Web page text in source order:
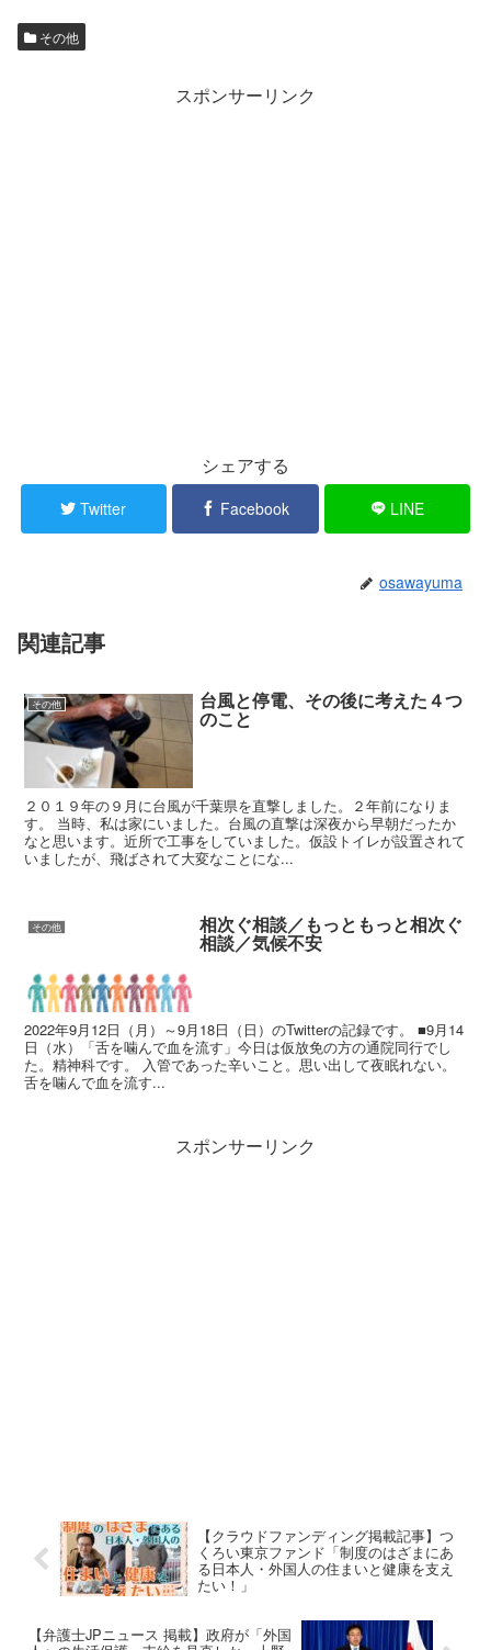
その他
スポンサーリンク
シェアする
Twitter Facebook LINE
osawayuma
関連記事
その他 台風と停電、その後に考えた４つ
のこと
２０１９年の９月に台風が千葉県を直撃しました。２年前になりま
す。 当時、私は家にいました。台風の直撃は深夜から早朝だったか
なと思います。近所で工事をしていました。仮設トイレが設置されて
いましたが、飛ばされて大変なことにな...
その他 相次ぐ相談／もっともっと相次ぐ
相談／気候不安
2022年9月12日（月）～9月18日（日）のTwitterの記録です。 ■9月14
日（水）「舌を噛んで血を流す」今日は仮放免の方の通院同行でし
た。精神科です。 入管であった辛いこと。思い出して夜眠れない。
舌を噛んで血を流す...
スポンサーリンク
【クラウドファンディング掲載記事】つ
くろい東京ファンド「制度のはざまにあ
る日本人・外国人の住まいと健康を支え
たい！」
【弁護士JPニュース 掲載】政府が「外国